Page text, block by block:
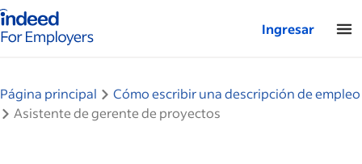
de inicio de Indeed: para empresas
Ingresar
Página principal
Cómo escribir una descripción de empleo
Asistente de gerente de proyectos